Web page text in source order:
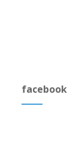
facebook